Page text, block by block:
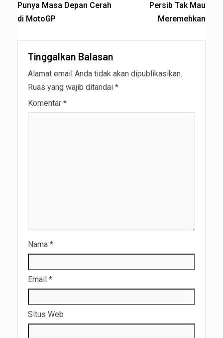
Punya Masa Depan Cerah
di MotoGP
Persib Tak Mau
Meremehkan
Tinggalkan Balasan
Alamat email Anda tidak akan dipublikasikan.
Ruas yang wajib ditandai *
Komentar *
Nama *
Email *
Situs Web